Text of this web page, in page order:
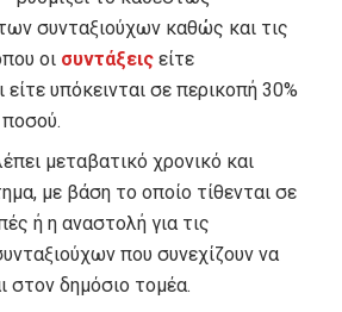
συνταξιούχων καθώς και τις
οι συντάξεις είτε
υπόκεινται σε περικοπή 30%
μεταβατικό χρονικό και
με βάση το οποίο τίθενται σε
ή η αναστολή για τις
που συνεχίζουν να
στον δημόσιο τομέα.